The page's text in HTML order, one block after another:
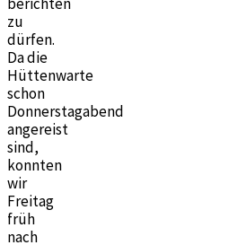
zu
dürfen.
Da die
Hüttenwarte
schon
Donnerstagabend
angereist
sind,
konnten
wir
Freitag
früh
nach